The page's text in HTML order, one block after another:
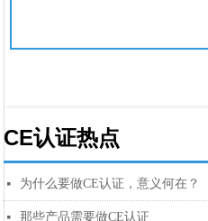
넷 为什么要做CE认证，意义何在？
넷 那些产品需要做CE认证
CE认证热点